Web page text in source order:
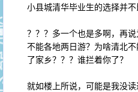
小县城清华毕业生的选择并
？？？多一个也是多啊，再
不能各地两日游？为啥清北
了家乡？？？谁拦着你了？
就如楼上所说，可能是我没